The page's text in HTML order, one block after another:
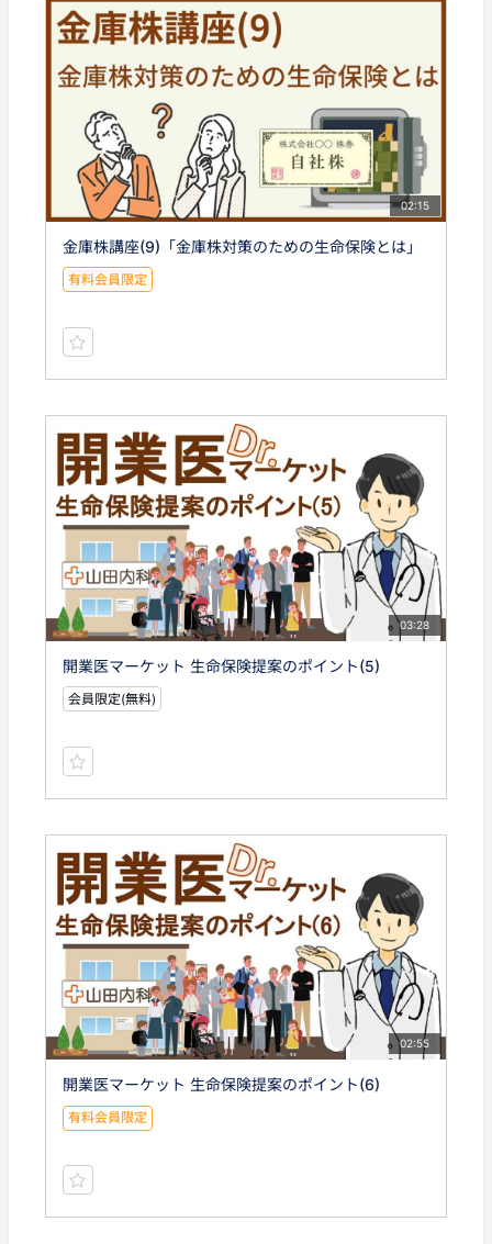
02:15
金庫株講座(9)「金庫株対策のための生命保険とは」
有料会員限定
03:28
開業医マーケット 生命保険提案のポイント(5)
会員限定(無料)
02:55
開業医マーケット 生命保険提案のポイント(6)
有料会員限定